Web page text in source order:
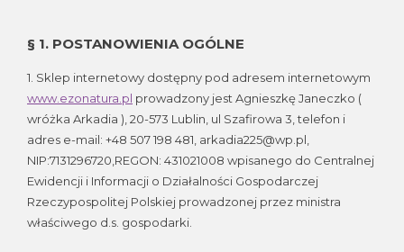
§ 1. POSTANOWIENIA OGÓLNE
1. Sklep internetowy dostępny pod adresem internetowym
www.ezonatura.pl prowadzony jest Agnieszkę Janeczko (
wróżka Arkadia ), 20-573 Lublin, ul Szafirowa 3, telefon i
adres e-mail: +48 507 198 481, arkadia225@wp.pl,
NIP:7131296720,REGON: 431021008 wpisanego do Centralnej
Ewidencji i Informacji o Działalności Gospodarczej
Rzeczypospolitej Polskiej prowadzonej przez ministra
właściwego d.s. gospodarki.